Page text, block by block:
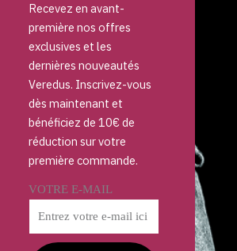
Recevez en avant-
première nos offres
exclusives et les
dernières nouveautés
Veredus. Inscrivez-vous
dès maintenant et
bénéficiez de 10€ de
réduction sur votre
première commande.
VOTRE E-MAIL